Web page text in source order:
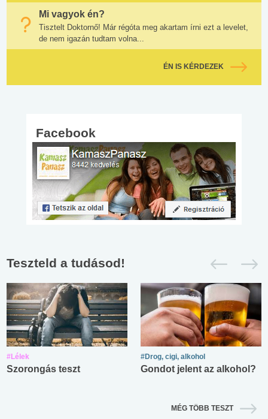
Mi vagyok én?
Tisztelt Doktornő! Már régóta meg akartam írni ezt a levelet,
de nem igazán tudtam volna...
ÉN IS KÉRDEZEK
Facebook
Teszteld a tudásod!
#Lélek
Szorongás teszt
#Drog, cigi, alkohol
Gondot jelent az alkohol?
MÉG TÖBB TESZT